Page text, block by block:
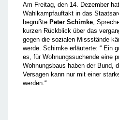
Am Freitag, den 14. Dezember
Wahlkampfauftakt in das
begrüßte Peter Schimke ,
kurzen Rückblick über das
gegen die sozialen Missstände
werde. Schimke erläuterte: “ Ein
es, für Wohnungssuchende eine
Wohnungsbaus haben der Bund,
Versagen kann nur mit einer
werden.“